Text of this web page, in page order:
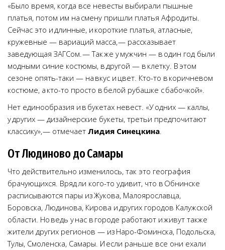
«Было время, когда все невесты выбирали пышные
платья, потом им на смену пришли платья Афродиты.
Сейчас это и длинные, и короткие платья, атласные,
кружевные — вариаций масса, — рассказывает
заведующая ЗАГСом. — Так же у мужчин — в один год были
модными синие костюмы, в другой — в клетку. В этом
сезоне опять-таки — на вкус и цвет. Кто-то в коричневом
костюме, а кто-то просто в белой рубашке с бабочкой».
Нет единообразия и в букетах невест. «У одних — каллы,
у других — дизайнерские букеты, третьи предпочитают
классику», — отмечает Лидия Синецкина.
От Людиново до Самары
Что действительно изменилось, так это география
брачующихся. Вряд ли кого-то удивит, что в Обнинске
расписываются пары из Жукова, Малоярославца,
Боровска, Людинова, Кирова и других городов Калужской
области. Но ведь у нас в городе работают и живут также
жители других регионов — из Наро-Фоминска, Подольска,
Тулы, Смоленска, Самары. И если раньше все они ехали